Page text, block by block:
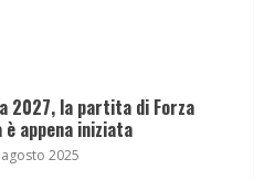
2027, la partita di Forza
appena iniziata
2025